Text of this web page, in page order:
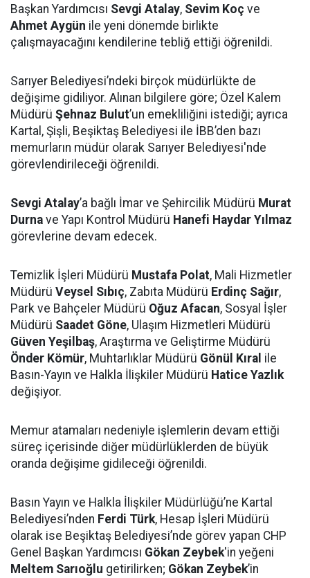
Başkan Yardımcısı Sevgi Atalay, Sevim Koç ve
Ahmet Aygün ile yeni dönemde birlikte
çalışmayacağını kendilerine tebliğ ettiği öğrenildi.
Sarıyer Belediyesi’ndeki birçok müdürlükte de
değişime gidiliyor. Alınan bilgilere göre; Özel Kalem
Müdürü Şehnaz Bulut’un emekliliğini istediği; ayrıca
Kartal, Şişli, Beşiktaş Belediyesi ile İBB’den bazı
memurların müdür olarak Sarıyer Belediyesi'nde
görevlendirileceği öğrenildi.
Sevgi Atalay’a bağlı İmar ve Şehircilik Müdürü Murat
Durna ve Yapı Kontrol Müdürü Hanefi Haydar Yılmaz
görevlerine devam edecek.
Temizlik İşleri Müdürü Mustafa Polat, Mali Hizmetler
Müdürü Veysel Sıbıç, Zabıta Müdürü Erdinç Sağır,
Park ve Bahçeler Müdürü Oğuz Afacan, Sosyal İşler
Müdürü Saadet Göne, Ulaşım Hizmetleri Müdürü
Güven Yeşilbaş, Araştırma ve Geliştirme Müdürü
Önder Kömür, Muhtarlıklar Müdürü Gönül Kıral ile
Basın-Yayın ve Halkla İlişkiler Müdürü Hatice Yazlık
değişiyor.
Memur atamaları nedeniyle işlemlerin devam ettiği
süreç içerisinde diğer müdürlüklerden de büyük
oranda değişime gidileceği öğrenildi.
Basın Yayın ve Halkla İlişkiler Müdürlüğü’ne Kartal
Belediyesi’nden Ferdi Türk, Hesap İşleri Müdürü
olarak ise Beşiktaş Belediyesi’nde görev yapan CHP
Genel Başkan Yardımcısı Gökan Zeybek'in yeğeni
Meltem Sarıoğlu getirilirken; Gökan Zeybek’in